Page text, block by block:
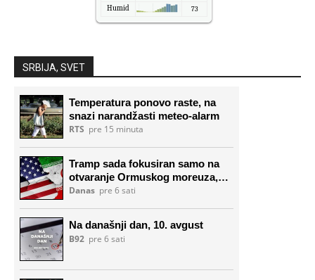
Humidity 73
SRBIJA, SVET